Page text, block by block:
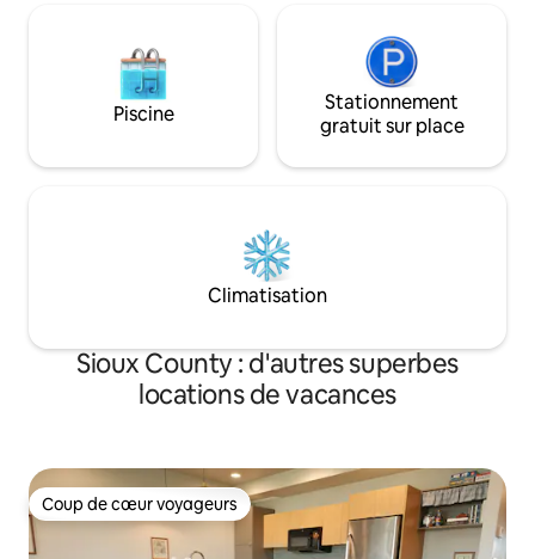
Piscine
Stationnement
gratuit sur place
Climatisation
Sioux County : d'autres superbes
locations de vacances
Coup de cœur voyageurs
Coup de cœur voyageurs